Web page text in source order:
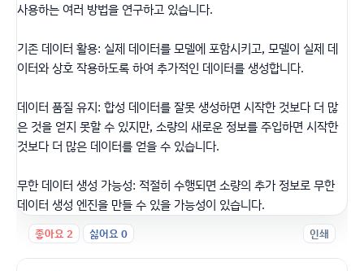
사용하는 여러 방법을 연구하고 있습니다.
기존 데이터 활용: 실제 데이터를 모델에 포함시키고, 모델이 실제 데
이터와 상호 작용하도록 하여 추가적인 데이터를 생성합니다.
데이터 품질 유지: 합성 데이터를 잘못 생성하면 시작한 것보다 더 많
은 것을 얻지 못할 수 있지만, 소량의 새로운 정보를 주입하면 시작한
것보다 더 많은 데이터를 얻을 수 있습니다.
무한 데이터 생성 가능성: 적절히 수행되면 소량의 추가 정보로 무한
데이터 생성 엔진을 만들 수 있을 가능성이 있습니다.
좋아요2 싫어요0 인쇄